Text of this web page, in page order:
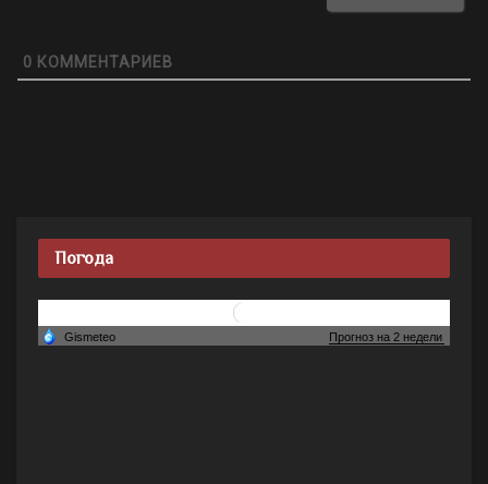
0 КОММЕНТАРИЕВ
Погода